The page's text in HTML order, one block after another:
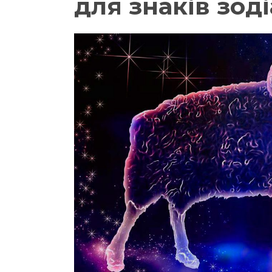
для знаків